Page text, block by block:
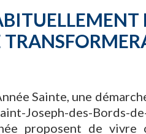
Sainte, une
Joseph-des-Bords-
proposent de vivre